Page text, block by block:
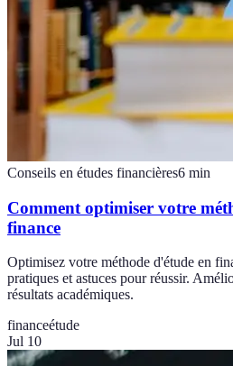
Conseils en études financières6 min
Comment optimiser votre
finance
Optimisez votre méthode d'étude en
pratiques et astuces pour réussir.
résultats académiques.
financeétude
Jul 10